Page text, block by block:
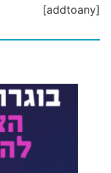
[addtoany]